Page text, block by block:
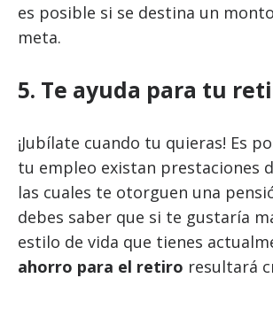
es posible si se destina un
meta.
5. Te ayuda para tu
¡Jubílate cuando tu quieras! Es
tu empleo existan prestaciones
las cuales te otorguen una
debes saber que si te gustaría
estilo de vida que tienes
ahorro para el retiro resultará